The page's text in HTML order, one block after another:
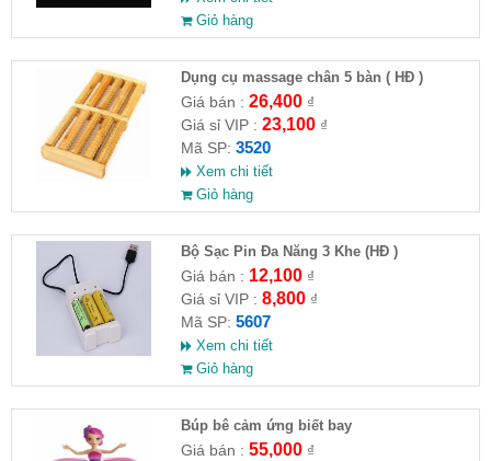
Giỏ hàng
Dụng cụ massage chân 5 bàn ( HĐ )
Giá bán : 26,400₫
Giá sỉ VIP : 23,100₫
Mã SP: 3520
Xem chi tiết
Giỏ hàng
Bộ Sạc Pin Đa Năng 3 Khe (HĐ )
Giá bán : 12,100₫
Giá sỉ VIP : 8,800₫
Mã SP: 5607
Xem chi tiết
Giỏ hàng
​Búp bê cảm ứng biết bay
Giá bán : 55,000₫